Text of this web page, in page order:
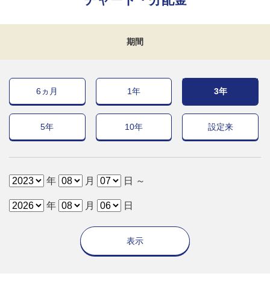
期間
6ヵ月 1年 3年
5年 10年 設定来
年 月 日 ～
年 月 日
表示